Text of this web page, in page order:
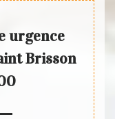
urgence
Brisson